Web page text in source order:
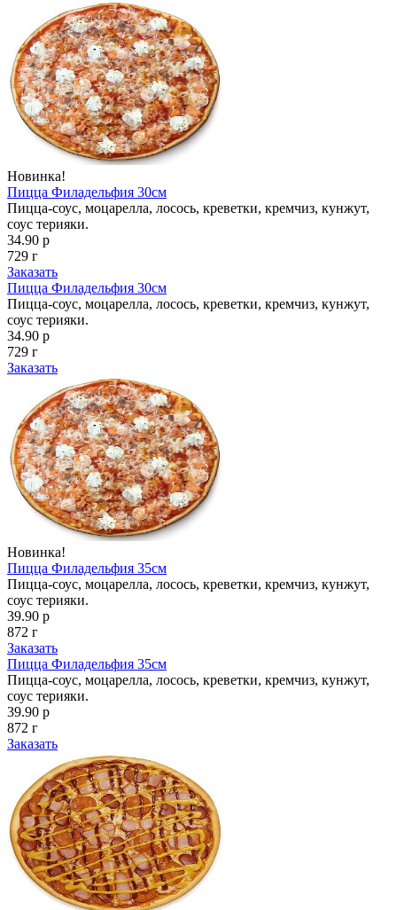
Новинка!
Пицца Филадельфия 30см
Пицца-соус, моцарелла, лосось, креветки, кремчиз, кунжут,
соус терияки.
34.90 р
729 г
Заказать
Пицца Филадельфия 30см
Пицца-соус, моцарелла, лосось, креветки, кремчиз, кунжут,
соус терияки.
34.90 р
729 г
Заказать
Новинка!
Пицца Филадельфия 35см
Пицца-соус, моцарелла, лосось, креветки, кремчиз, кунжут,
соус терияки.
39.90 р
872 г
Заказать
Пицца Филадельфия 35см
Пицца-соус, моцарелла, лосось, креветки, кремчиз, кунжут,
соус терияки.
39.90 р
872 г
Заказать